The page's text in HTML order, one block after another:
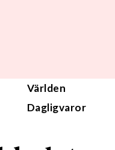
Världen
Dagligvaror